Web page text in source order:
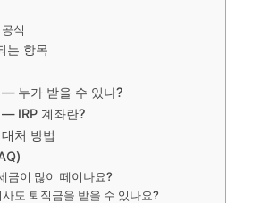
식
는 항목
누가 받을 수 있나?
— IRP 계좌란?
처 방법
금이 많이 떼이나요?
도 퇴직금을 받을 수 있나요?